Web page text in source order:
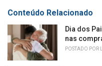
o
r
i
e
s
:
:Conteúdo Relacionado
Dia dos
nas
POSTADO POR